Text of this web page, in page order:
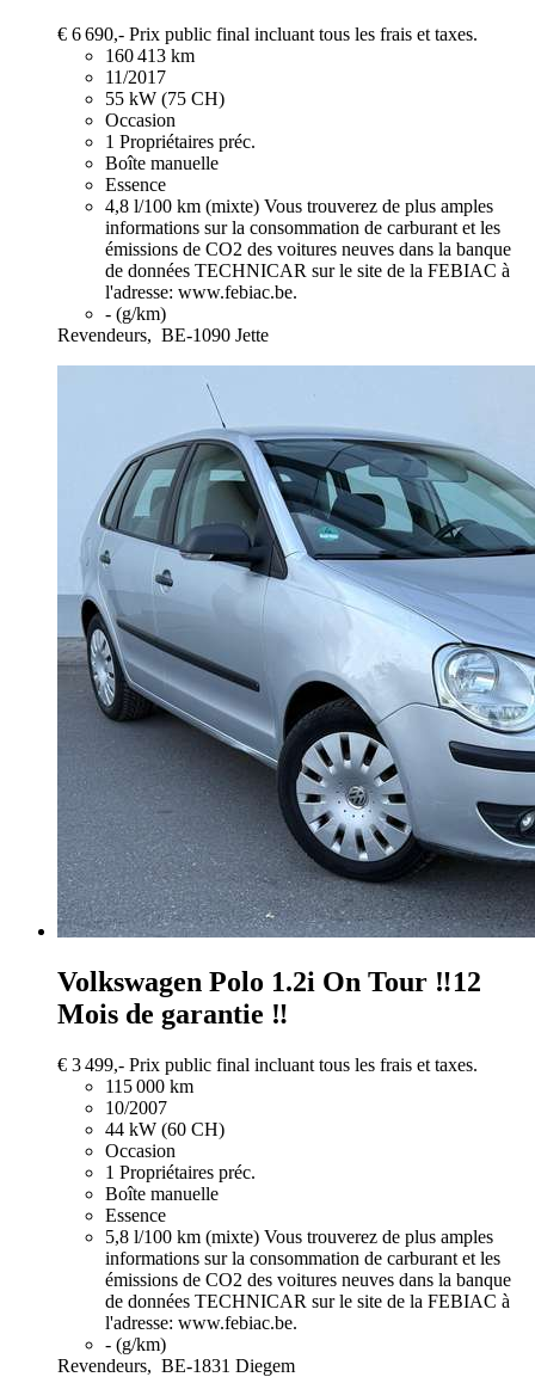
€ 6 690,- Prix public final incluant tous les frais et taxes.
160 413 km
11/2017
55 kW (75 CH)
Occasion
1 Propriétaires préc.
Boîte manuelle
Essence
4,8 l/100 km (mixte) Vous trouverez de plus amples
informations sur la consommation de carburant et les
émissions de CO2 des voitures neuves dans la banque
de données TECHNICAR sur le site de la FEBIAC à
l'adresse: www.febiac.be.
- (g/km)
Revendeurs, BE-1090 Jette
Volkswagen Polo 1.2i On Tour ‼️12
Mois de garantie ‼️
€ 3 499,- Prix public final incluant tous les frais et taxes.
115 000 km
10/2007
44 kW (60 CH)
Occasion
1 Propriétaires préc.
Boîte manuelle
Essence
5,8 l/100 km (mixte) Vous trouverez de plus amples
informations sur la consommation de carburant et les
émissions de CO2 des voitures neuves dans la banque
de données TECHNICAR sur le site de la FEBIAC à
l'adresse: www.febiac.be.
- (g/km)
Revendeurs, BE-1831 Diegem